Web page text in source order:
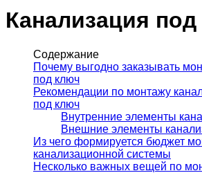
Канализация
Содержание
Почему выгодно заказывать
под ключ
Рекомендации по монтажу
под ключ
Внутренние элементы
Внешние элементы
Из чего формируется бюджет
канализационной системы
Несколько важных вещей по